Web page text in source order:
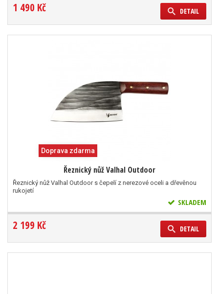
1 490 Kč DETAIL
Doprava zdarma
Řeznický nůž Valhal Outdoor
Řeznický nůž Valhal Outdoor s čepelí z nerezové oceli a dřevěnou
rukojetí
SKLADEM
2 199 Kč DETAIL